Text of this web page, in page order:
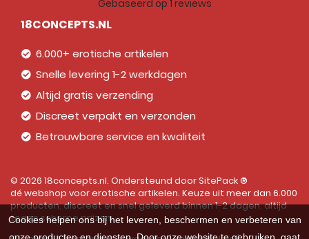
18CONCEPTS.NL
6.000+ erotische artikelen
Snelle levering 1-2 werkdagen
Altijd gratis verzending
Discreet verpakt en verzonden
Betrouwbare service en kwaliteit
© 2026 18concepts.nl. Ondersteund doorSitePack ®
dé webshop voor erotische artikelen. Keuze uit meer dan 6.000
producten, discreet en snel geleverd binnen 1-2 dagen, altijd
tegen scherpe prijzen.
Cookies helpen ons bij het leveren, beschermen en verbeteren van